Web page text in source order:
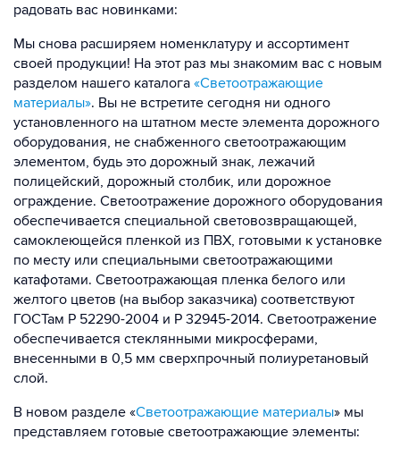
радовать вас новинками:
Мы снова расширяем номенклатуру и ассортимент
своей продукции! На этот раз мы знакомим вас с новым
разделом нашего каталога «Светоотражающие
материалы». Вы не встретите сегодня ни одного
установленного на штатном месте элемента дорожного
оборудования, не снабженного светоотражающим
элементом, будь это дорожный знак, лежачий
полицейский, дорожный столбик, или дорожное
ограждение. Светоотражение дорожного оборудования
обеспечивается специальной световозвращающей,
самоклеющейся пленкой из ПВХ, готовыми к установке
по месту или специальными светоотражающими
катафотами. Светоотражающая пленка белого или
желтого цветов (на выбор заказчика) соответствуют
ГОСТам Р 52290-2004 и Р 32945-2014. Светоотражение
обеспечивается стеклянными микросферами,
внесенными в 0,5 мм сверхпрочный полиуретановый
слой.
В новом разделе «Светоотражающие материалы» мы
представляем готовые светоотражающие элементы: